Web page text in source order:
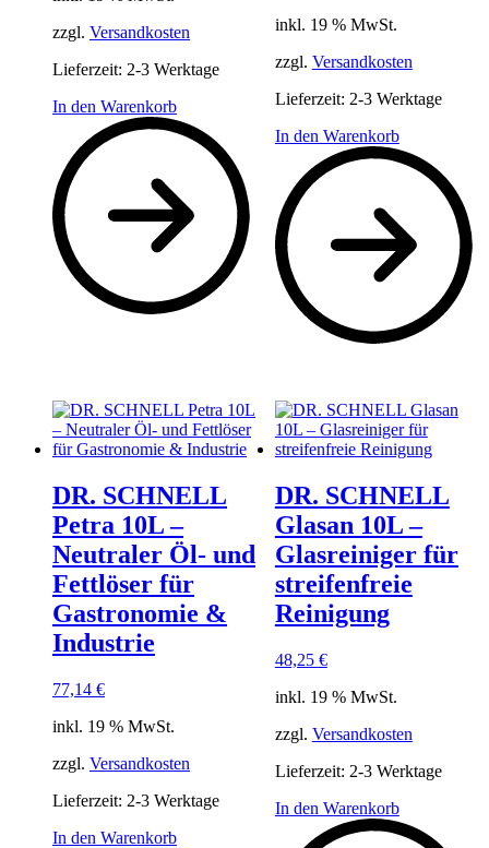
zzgl. Versandkosten
Lieferzeit: 2-3 Werktage
In den Warenkorb
inkl. 19 % MwSt.
zzgl. Versandkosten
Lieferzeit: 2-3 Werktage
In den Warenkorb
DR. SCHNELL
Petra 10L –
Neutraler Öl- und
Fettlöser für
Gastronomie &
Industrie
77,14 €
inkl. 19 % MwSt.
zzgl. Versandkosten
Lieferzeit: 2-3 Werktage
In den Warenkorb
DR. SCHNELL
Glasan 10L –
Glasreiniger für
streifenfreie
Reinigung
48,25 €
inkl. 19 % MwSt.
zzgl. Versandkosten
Lieferzeit: 2-3 Werktage
In den Warenkorb